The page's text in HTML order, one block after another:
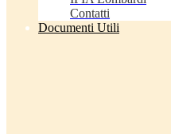
Contatti
Documenti Utili